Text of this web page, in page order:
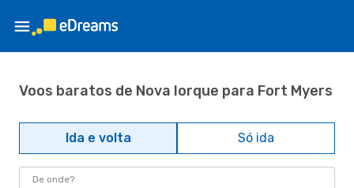
Voos baratos de Nova Iorque para Fort Myers
Ida e volta Só ida
De onde?